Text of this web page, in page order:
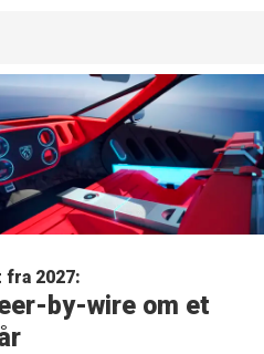
2027:
by-wire om et